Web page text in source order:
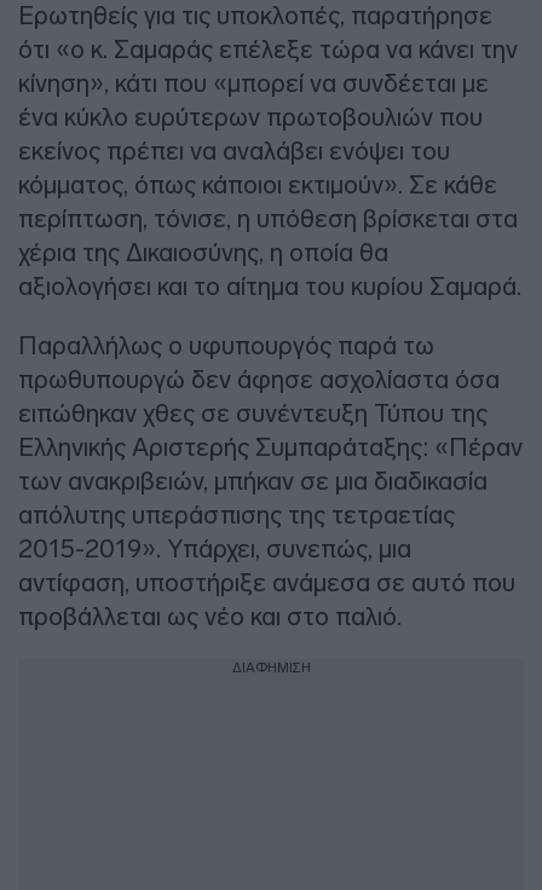
Ερωτηθείς για τις υποκλοπές, παρατήρησε
ότι «ο κ. Σαμαράς επέλεξε τώρα να κάνει την
κίνηση», κάτι που «μπορεί να συνδέεται με
ένα κύκλο ευρύτερων πρωτοβουλιών που
εκείνος πρέπει να αναλάβει ενόψει του
κόμματος, όπως κάποιοι εκτιμούν». Σε κάθε
περίπτωση, τόνισε, η υπόθεση βρίσκεται στα
χέρια της Δικαιοσύνης, η οποία θα
αξιολογήσει και το αίτημα του κυρίου Σαμαρά.
Παραλλήλως ο υφυπουργός παρά τω
πρωθυπουργώ δεν άφησε ασχολίαστα όσα
ειπώθηκαν χθες σε συνέντευξη Τύπου της
Ελληνικής Αριστερής Συμπαράταξης: «Πέραν
των ανακριβειών, μπήκαν σε μια διαδικασία
απόλυτης υπεράσπισης της τετραετίας
2015-2019». Υπάρχει, συνεπώς, μια
αντίφαση, υποστήριξε ανάμεσα σε αυτό που
προβάλλεται ως νέο και στο παλιό.
ΔΙΑΦΗΜΙΣΗ